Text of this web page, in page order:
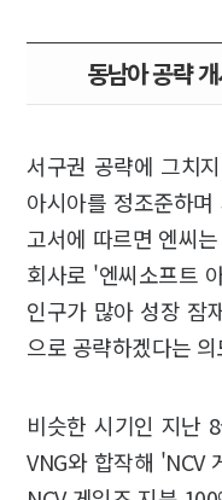
동남아 공략
서구권 공략에 그치
아시아를 정조준하
고서에 따르면 엔씨
회사로 '엔씨소프트
인구가 많아 성장 잠
으로 공략하겠다는
비슷한 시기인 지난
VNG와 합작해 'NCV